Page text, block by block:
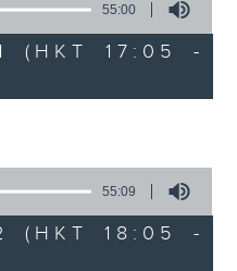
55:00
(HKT 17:05 -
55:09
(HKT 18:05 -